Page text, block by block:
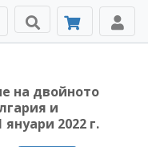
на двойното
и
2022 г.